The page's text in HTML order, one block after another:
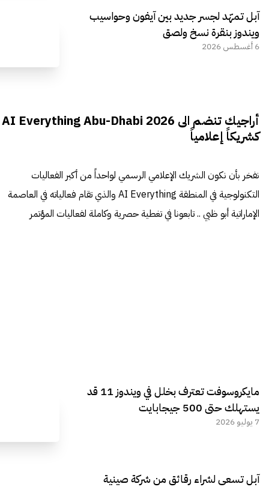
آبل تمهّد لجسر جديد بين آيفون وحواسيب
ويندوز بنقرة نسخ ولصق
6 أغسطس 2026
أراجيك تنضم الى AI Everything Abu-Dhabi 2026
كشريكاً إعلامياً
نفخر بأن نكون الشريك الإعلامي الرسمي لواحداً من أكبر الفعاليات
التكنولوجية في المنطقة AI Everything والذي تقام فعالياته في العاصمة
الإماراتية أبو ظبي .. تابعونا في تغطية حصرية وكاملة لفعاليات المؤتمر
مايكروسوفت تعترف بخلل في ويندوز 11 قد
يستهلك حتى 500 جيجابايت
7 يوليو 2026
آبل تسعى لشراء رقائق من شركة صينية